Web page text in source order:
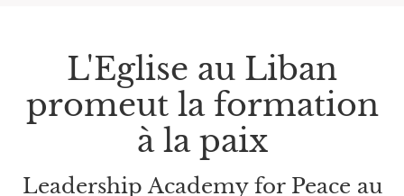
L'Eglise au Liban
promeut la formation
à la paix
Leadership Academy for Peace au